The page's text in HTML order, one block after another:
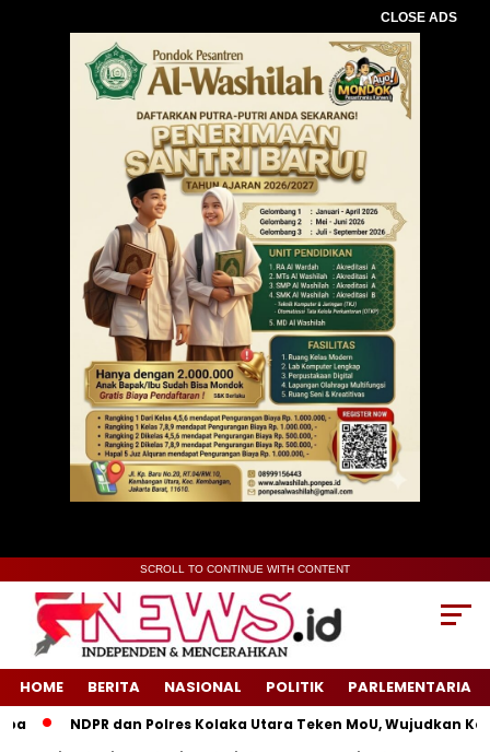
CLOSE ADS
SCROLL TO CONTINUE WITH CONTENT
HOME BERITA NASIONAL POLITIK PARLEMENTARIA
NDPR dan Polres Kolaka Utara Teken MoU, Wujudkan